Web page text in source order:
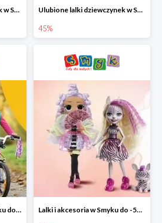
Zabawki z ulubionych bajek w Smyku do -50% Ulubione lalki dziewczynek w Smyku do -45%
45%
Rowerki i hulajnogi w Smyku do -50% Lalki i akcesoria w Smyku do -52%